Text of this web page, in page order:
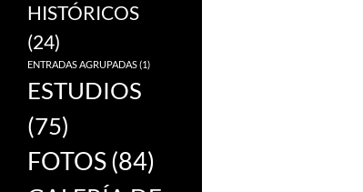
HISTÓRICOS
(24)
ENTRADAS AGRUPADAS(1)
ESTUDIOS
(75)
FOTOS(84)